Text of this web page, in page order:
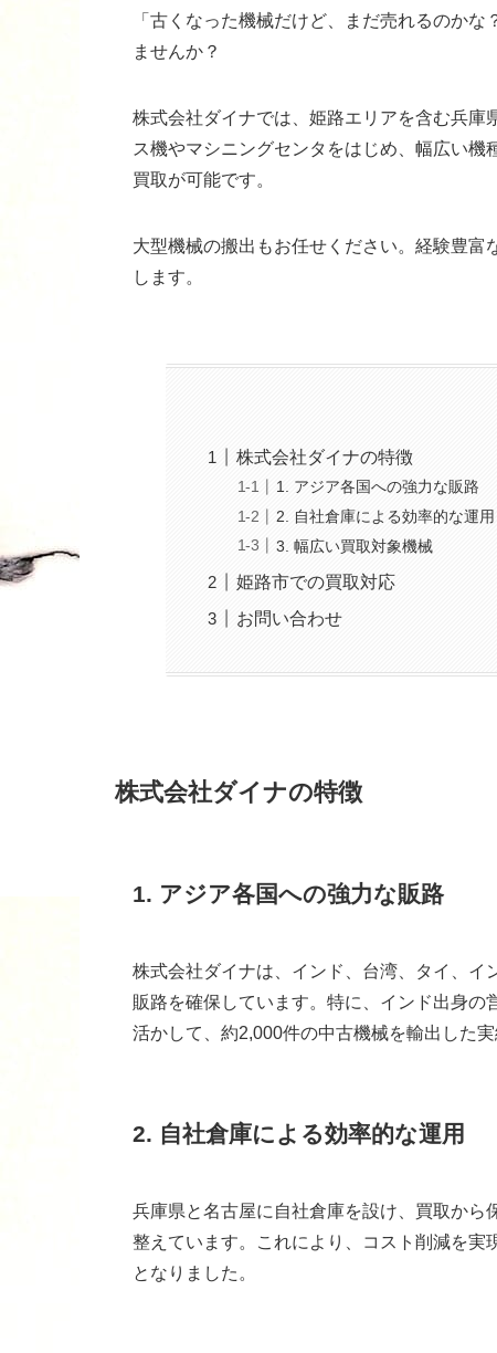
「古くなった機械だけど、まだ売れるのか
ませんか？
株式会社ダイナでは、姫路エリアを含む兵庫
ス機やマシニングセンタをはじめ、幅広い
買取が可能です。
大型機械の搬出もお任せください。経験豊
します。
株式会社ダイナの特徴
1. アジア各国への強力な販路
2. 自社倉庫による効率的な運用
3. 幅広い買取対象機械
姫路市での買取対応
お問い合わせ
株式会社ダイナの特徴
1. アジア各国への強力な販路
株式会社ダイナは、インド、台湾、タイ、
販路を確保しています。特に、インド出身
活かして、約2,000件の中古機械を輸出した実
2. 自社倉庫による効率的な運用
兵庫県と名古屋に自社倉庫を設け、買取から
整えています。これにより、コスト削減を
となりました。